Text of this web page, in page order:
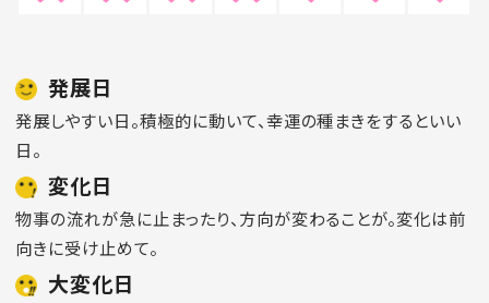
発展日
発展しやすい日。積極的に動いて、幸運の種まきをするといい
日。
変化日
物事の流れが急に止まったり、方向が変わることが。変化は前
向きに受け止めて。
大変化日